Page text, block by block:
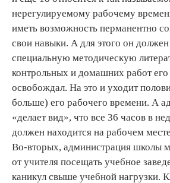
нерегулируемому рабочему
иметь возможность перманентно
свои навыки. А для этого он должен
специальную методическую
контрольных и домашних работ его
освобождал. На это и уходит
больше) его рабочего времени. А
«делает вид», что все 36 часов в
должен находится на рабочем
Во-вторых, администрация школы
от учителя посещать учебное
каникул свыше учебной нагрузки.